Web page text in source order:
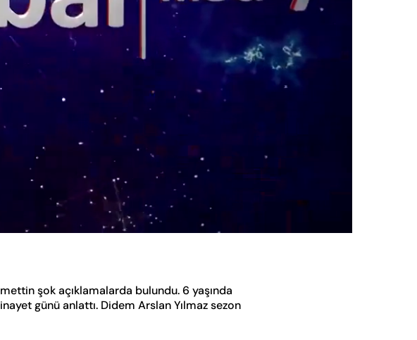
şok açıklamalarda bulundu. 6 yaşında
günü anlattı. Didem Arslan Yılmaz sezon